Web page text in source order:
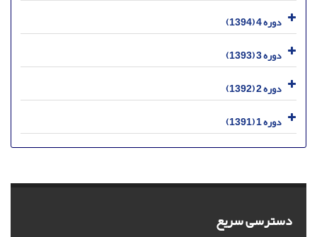
دوره 4 (1394)
دوره 3 (1393)
دوره 2 (1392)
دوره 1 (1391)
دسترسی سریع